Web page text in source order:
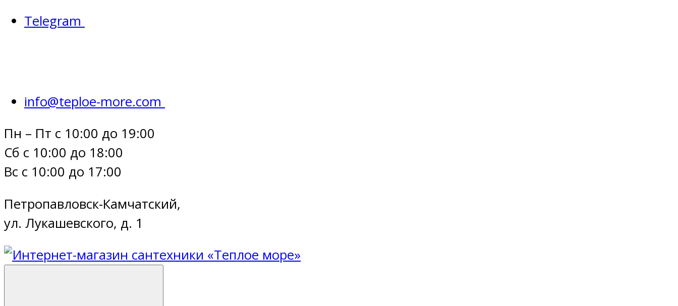
Telegram
info@teploe-more.com
Пн – Пт с 10:00 до 19:00
Сб с 10:00 до 18:00
Вс с 10:00 до 17:00
Петропавловск-Камчатский,
ул. Лукашевского, д. 1